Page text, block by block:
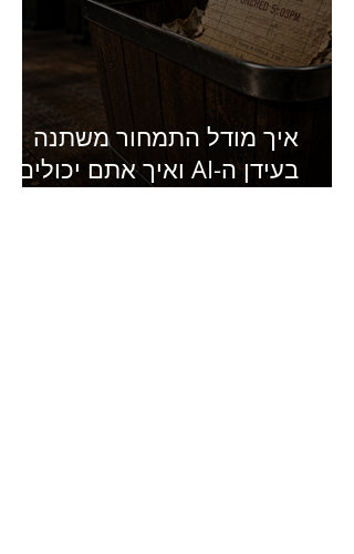
איך מודל התמחור משתנה
בעידן ה-AI ואיך אתם יכולים